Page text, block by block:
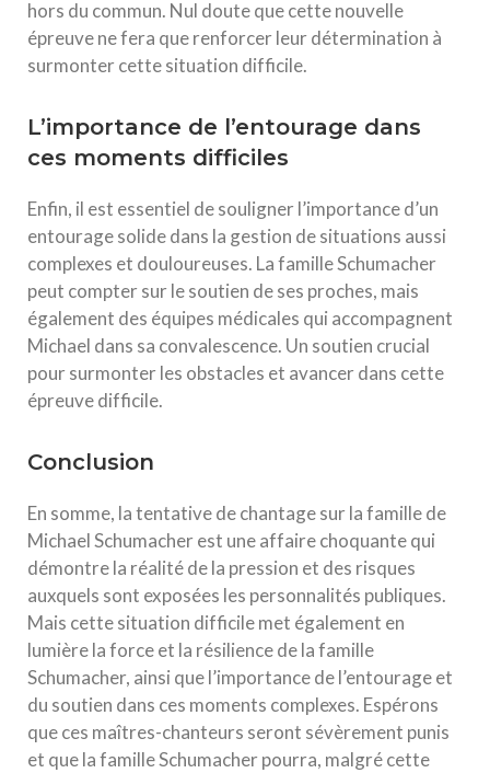
hors du commun. Nul doute que cette nouvelle
épreuve ne fera que renforcer leur détermination à
surmonter cette situation difficile.
L’importance de l’entourage dans
ces moments difficiles
Enfin, il est essentiel de souligner l’importance d’un
entourage solide dans la gestion de situations aussi
complexes et douloureuses. La famille Schumacher
peut compter sur le soutien de ses proches, mais
également des équipes médicales qui accompagnent
Michael dans sa convalescence. Un soutien crucial
pour surmonter les obstacles et avancer dans cette
épreuve difficile.
Conclusion
En somme, la tentative de chantage sur la famille de
Michael Schumacher est une affaire choquante qui
démontre la réalité de la pression et des risques
auxquels sont exposées les personnalités publiques.
Mais cette situation difficile met également en
lumière la force et la résilience de la famille
Schumacher, ainsi que l’importance de l’entourage et
du soutien dans ces moments complexes. Espérons
que ces maîtres-chanteurs seront sévèrement punis
et que la famille Schumacher pourra, malgré cette